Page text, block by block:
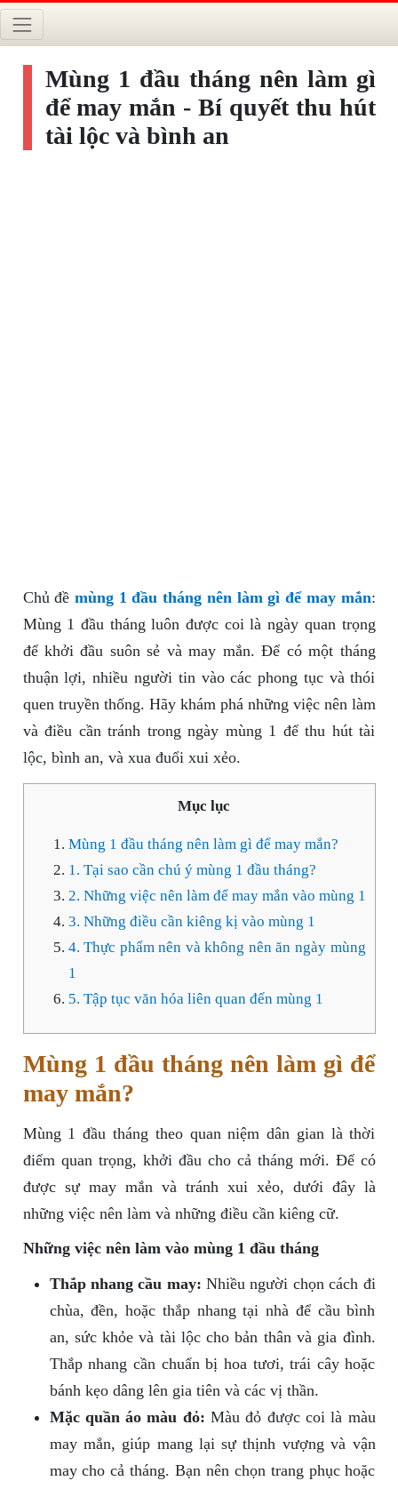
Mùng 1 đầu tháng nên làm gì
để may mắn - Bí quyết thu hút
tài lộc và bình an
Chủ đề mùng 1 đầu tháng nên làm gì để may mắn:
Mùng 1 đầu tháng luôn được coi là ngày quan trọng
để khởi đầu suôn sẻ và may mắn. Để có một tháng
thuận lợi, nhiều người tin vào các phong tục và thói
quen truyền thống. Hãy khám phá những việc nên làm
và điều cần tránh trong ngày mùng 1 để thu hút tài
lộc, bình an, và xua đuổi xui xẻo.
Mục lục
Mùng 1 đầu tháng nên làm gì để may mắn?
1. Tại sao cần chú ý mùng 1 đầu tháng?
2. Những việc nên làm để may mắn vào mùng 1
3. Những điều cần kiêng kị vào mùng 1
4. Thực phẩm nên và không nên ăn ngày mùng
1
5. Tập tục văn hóa liên quan đến mùng 1
Mùng 1 đầu tháng nên làm gì để
may mắn?
Mùng 1 đầu tháng theo quan niệm dân gian là thời
điểm quan trọng, khởi đầu cho cả tháng mới. Để có
được sự may mắn và tránh xui xẻo, dưới đây là
những việc nên làm và những điều cần kiêng cữ.
Những việc nên làm vào mùng 1 đầu tháng
Thắp nhang cầu may: Nhiều người chọn cách đi
chùa, đền, hoặc thắp nhang tại nhà để cầu bình
an, sức khỏe và tài lộc cho bản thân và gia đình.
Thắp nhang cần chuẩn bị hoa tươi, trái cây hoặc
bánh kẹo dâng lên gia tiên và các vị thần.
Mặc quần áo màu đỏ: Màu đỏ được coi là màu
may mắn, giúp mang lại sự thịnh vượng và vận
may cho cả tháng. Bạn nên chọn trang phục hoặc